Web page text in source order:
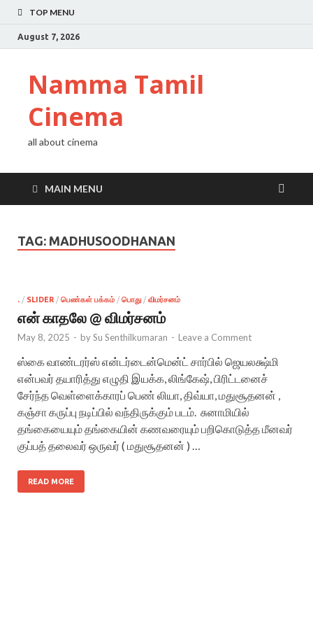
TOP MENU
August 7, 2026
Namma Tamil
Cinema
all about cinema
MAIN MENU
TAG: MADHUSOODHANAN
. / SLIDER / பெண்கள் பக்கம் / பொது / விமர்சனம்
என் காதலே @ விமர்சனம்
May 8, 2025 - bySu Senthilkumaran - Leave a Comment
ஸ்கை வாண்டரர்ஸ் என்டர்டைன்மென்ட் சார்பில் ஜெயலக்ஷ்மி
என்பவர் தயாரித்து எழுதி இயக்க, லிங்கேஷ், பிரிட்டனைச்
சேர்ந்த வெள்ளைக்காரப் பெண் லியா, திவ்யா, மதுசூதனன் ,
கஞ்சா கருப்பு நடிப்பில் வந்திருக்கும் படம். சுனாமியில்
தங்கையையும் தங்கையின் கணவரையும் பறிகொடுத்த மீனவர்
குப்பத் தலைவர் ஒருவர் ( மதுசூதனன் ) …
READ MORE